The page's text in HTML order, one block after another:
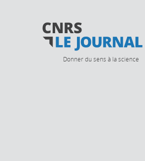
Donner du sens à la science